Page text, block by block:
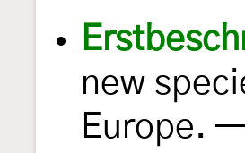
new
Europe.